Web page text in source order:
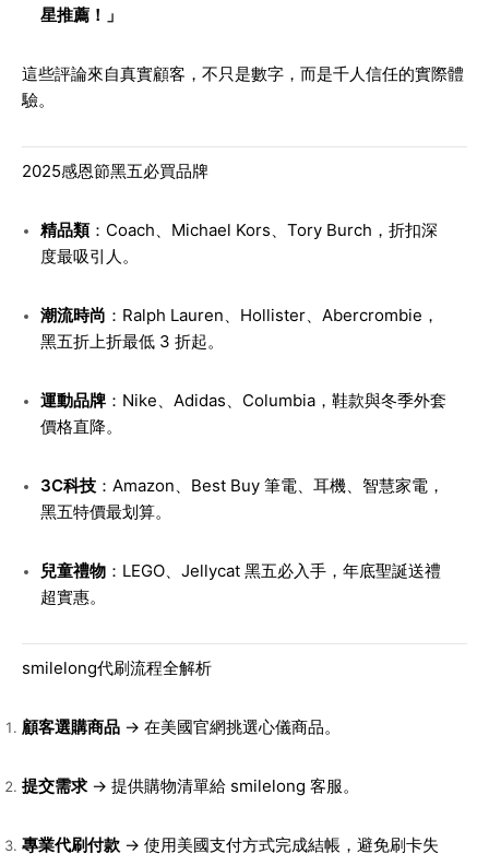
星推薦！」
這些評論來自真實顧客，不只是數字，而是千人信任的實際體
驗。
2025感恩節黑五必買品牌
精品類：Coach、Michael Kors、Tory Burch，折扣深
度最吸引人。
潮流時尚 ：Ralph Lauren、Hollister、Abercrombie，
黑五折上折最低 3 折起。
運動品牌：Nike、Adidas、Columbia，鞋款與冬季外套
價格直降。
3C科技：Amazon、Best Buy 筆電、耳機、智慧家電，
黑五特價最划算。
兒童禮物：LEGO、Jellycat 黑五必入手，年底聖誕送禮
超實惠。
smilelong代刷流程全解析
顧客選購商品 → 在美國官網挑選心儀商品。
提交需求→ 提供購物清單給 smilelong 客服。
專業代刷付款 → 使用美國支付方式完成結帳，避免刷卡失